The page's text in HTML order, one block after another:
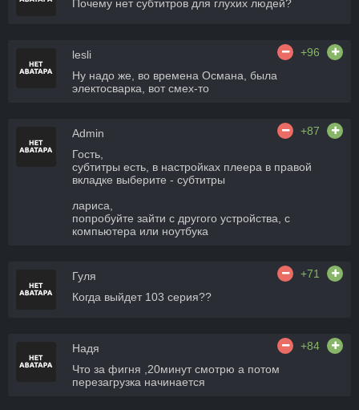
Почему нет субтитров для глухих людей?
lesli
+96
Ну надо же, во времена Османа, была
электосварка, вот смех-то
Admin
+87
Гость,
субтитры есть, в настройках плеера в правой
вкладке выберите - субтитры
лариса,
попробуйте зайти с другого устройства, с
компьютера или ноутбука
Гуля
+71
Когда выйдет 103 серия??
Надя
+84
Что за фигня ,20минут смотрю а потом
перезагрузка начинается